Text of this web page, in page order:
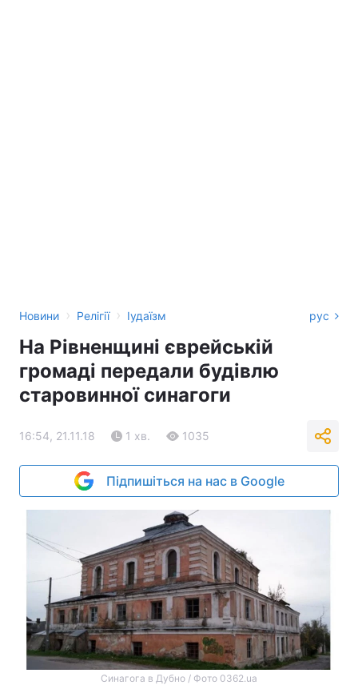
Новини › Релігії › Іудаїзм рус
На Рівненщині єврейській
громаді передали будівлю
старовинної синагоги
16:54, 21.11.18 1 хв. 1035
Підпишіться на нас в Google
Синагога в Дубно / Фото 0362.ua